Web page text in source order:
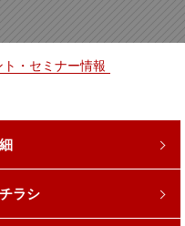
ト・セミナー情報
ラシ